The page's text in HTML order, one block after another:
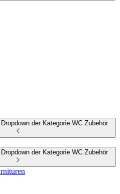
der Kategorie WC Zubehör
der Kategorie WC Zubehör